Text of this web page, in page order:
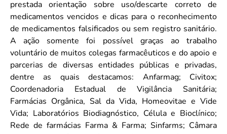
prestada orientação sobre uso/descarte correto de
medicamentos vencidos e dicas para o reconhecimento
de medicamentos falsificados ou sem registro sanitário.
A ação somente foi possível graças ao trabalho
voluntário de muitos colegas farmacêuticos e do apoio e
parcerias de diversas entidades públicas e privadas,
dentre as quais destacamos: Anfarmag; Civitox;
Coordenadoria Estadual de Vigilância Sanitária;
Farmácias Orgânica, Sal da Vida, Homeovitae e Vide
Vida; Laboratórios Biodiagnóstico, Célula e Bioclínico;
Rede de farmácias Farma & Farma; Sinfarms; Câmara